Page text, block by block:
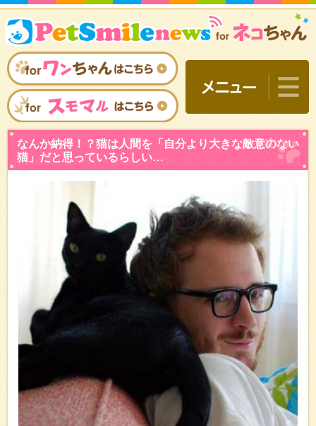
なんか納得！？猫は人間
猫」だと思っているらし